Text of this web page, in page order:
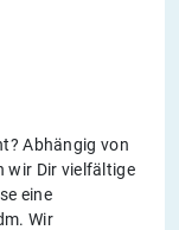
Abhängig von
wir Dir vielfältige
eine
Wir